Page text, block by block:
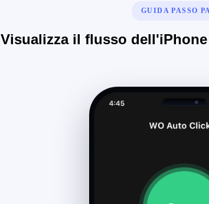
GUIDA PASSO
Visualizza il flusso